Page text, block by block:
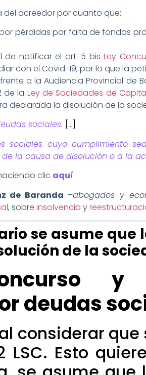
del acreedor por cuanto que:
pérdidas por falta de fondos
de notificar el art. 5 bis Ley
con el Covid-19, por lo que la
a la Audiencia Provincial
de la Ley de Sociedades de
declarada la disolución de la
sociales. […]
sociales cuyo cumplimiento
la causa de disolución o a la
clic aquí.
de Baranda –abogados y
, sobre insolvencia y
se asume
de la
y
deudas
considerar
LSC. Esto